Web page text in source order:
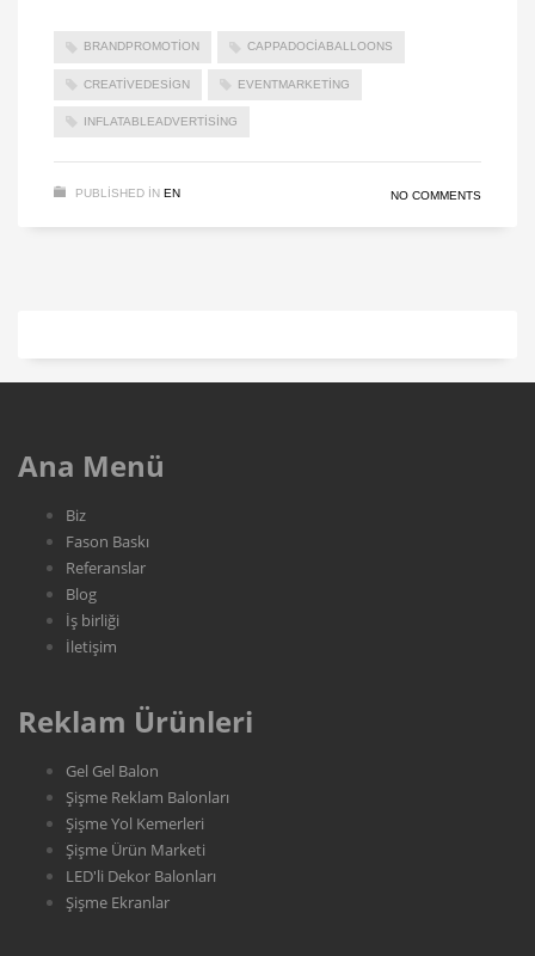
BRANDPROMOTION CAPPADOCIABALLOONS
CREATIVEDESIGN EVENTMARKETING
INFLATABLEADVERTISING
PUBLISHED IN EN NO COMMENTS
Ana Menü
Biz
Fason Baskı
Referanslar
Blog
İş birliği
İletişim
Reklam Ürünleri
Gel Gel Balon
Şişme Reklam Balonları
Şişme Yol Kemerleri
Şişme Ürün Marketi
LED'li Dekor Balonları
Şişme Ekranlar